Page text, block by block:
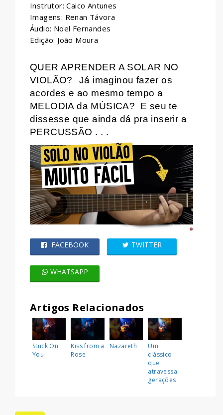
Instrutor: Caico Antunes
Imagens: Renan Távora
Áudio: Noel Fernandes
Edição: João Moura
QUER APRENDER A SOLAR NO
VIOLÃO?
Já imaginou fazer os
acordes e ao mesmo tempo a
MELODIA da MÚSICA? E seu te
dissesse que ainda dá pra inserir a
PERCUSSÃO . . .
FACEBOOK TWITTER
WHATSAPP
Artigos Relacionados
Stuck On
You
Kiss from a
Rose
Nazareth
Um
clássico
que
atravessa
gerações